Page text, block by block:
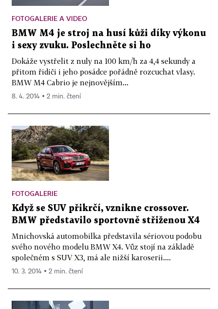
FOTOGALERIE A VIDEO
BMW M4 je stroj na husí kůži díky výkonu
i sexy zvuku. Poslechněte si ho
Dokáže vystřelit z nuly na 100 km/h za 4,4 sekundy a
přitom řidiči i jeho posádce pořádně rozcuchat vlasy.
BMW M4 Cabrio je nejnovějším...
8. 4. 2014 ▪ 2 min. čtení
FOTOGALERIE
Když se SUV přikrčí, vznikne crossover.
BMW představilo sportovně střiženou X4
Mnichovská automobilka představila sériovou podobu
svého nového modelu BMW X4. Vůz stojí na základě
společném s SUV X3, má ale nižší karoserii....
10. 3. 2014 ▪ 2 min. čtení